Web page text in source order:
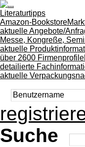
Literaturtipps
Amazon-Bookstore
aktuelle Angebote/
Messe, Kongreße,
aktuelle
über 2600 Firmenprofile
detailierte
aktuelle
Suche